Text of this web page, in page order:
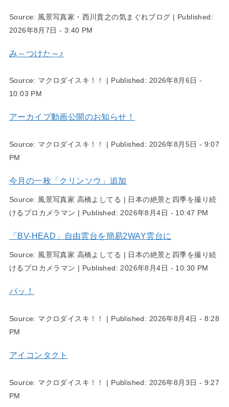
Source: 風景写真家・西川貴之の気まぐれブログ | Published:
2026年8月7日 - 3:40 PM
み～つけた～♪
Source: マクロダイスキ！！ | Published: 2026年8月6日 -
10:03 PM
アーカイブ動画公開のお知らせ！
Source: マクロダイスキ！！ | Published: 2026年8月5日 - 9:07
PM
今月の一枚「クリンソウ」追加
Source: 風景写真家 高橋よしてる | 日本の絶景と四季を撮り続
けるプロカメラマン | Published:2026年8月4日 - 10:47 PM
「BV-HEAD」自由雲台を簡易2WAY雲台に
Source: 風景写真家 高橋よしてる | 日本の絶景と四季を撮り続
けるプロカメラマン | Published:2026年8月4日 - 10:30 PM
パッ！
Source: マクロダイスキ！！ | Published: 2026年8月4日 - 8:28
PM
アイコンタクト
Source: マクロダイスキ！！ | Published: 2026年8月3日 - 9:27
PM